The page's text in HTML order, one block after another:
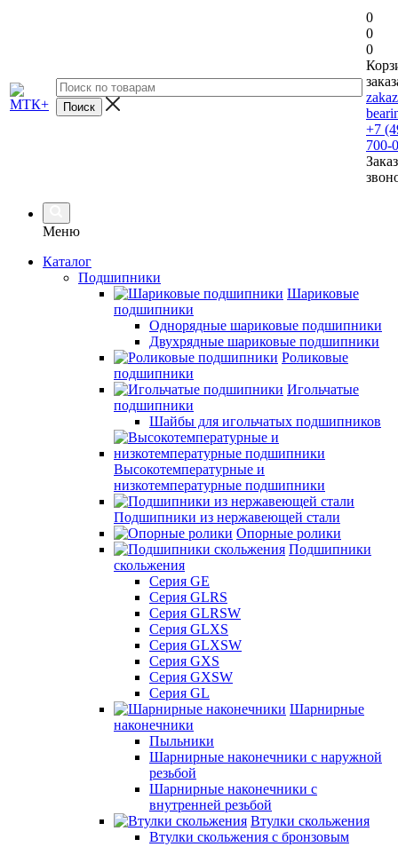
0
0
0
+7
700-
Меню
Каталог
Подшипники
Шариковые
подшипники
Однорядные шариковые подшипники
Двухрядные шариковые подшипники
Роликовые
подшипники
Игольчатые
подшипники
Шайбы для игольчатых подшипников
Высокотемпературные и
низкотемпературные подшипники
Подшипники из нержавеющей стали
Опорные ролики
Подшипники
скольжения
Серия GE
Серия GLRS
Серия GLRSW
Серия GLXS
Серия GLXSW
Серия GXS
Серия GXSW
Серия GL
Шарнирные
наконечники
Пыльники
Шарнирные наконечники с наружной
резьбой
Шарнирные наконечники с
внутренней резьбой
Втулки скольжения
Втулки скольжения с бронзовым